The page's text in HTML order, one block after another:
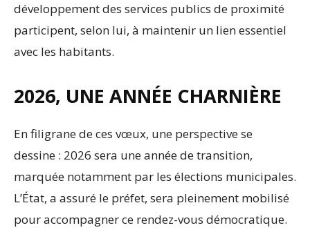
développement des services publics de proximité
participent, selon lui, à maintenir un lien essentiel
avec les habitants.
2026, UNE ANNÉE CHARNIÈRE
En filigrane de ces vœux, une perspective se
dessine : 2026 sera une année de transition,
marquée notamment par les élections municipales.
L’État, a assuré le préfet, sera pleinement mobilisé
pour accompagner ce rendez-vous démocratique.